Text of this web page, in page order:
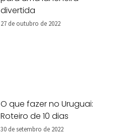
divertida
27 de outubro de 2022
O que fazer no Uruguai:
Roteiro de 10 dias
30 de setembro de 2022